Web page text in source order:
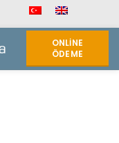
ONLINE
ÖDEME